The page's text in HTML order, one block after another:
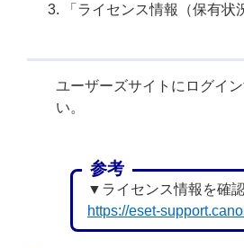
「ライセンス情報（保有状
ユーザーズサイトにログイ
い。
参考
▼ライセンス情報を確
https://eset-